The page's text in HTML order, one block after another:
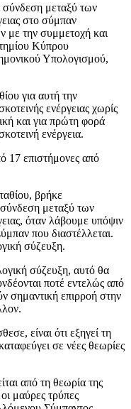
σύνδεση μεταξύ των
στο σύμπαν
με την συμμετοχή και
Κύπρου
Υπολογισμού,
για αυτή την
ενέργειας χωρίς
και για πρώτη φορά
ενέργεια.
17 επιστήμονες από
βρήκε
σύνδεση μεταξύ των
όταν λάβουμε υπόψιν
που διαστέλλεται.
σύζευξη.
σύζευξη, αυτό θα
ποτέ εντελώς από
σημαντική επιρροή στην
είναι ότι εξηγεί τη
σε νέες θεωρίες
από τη θεωρία της
μαύρες τρύπες